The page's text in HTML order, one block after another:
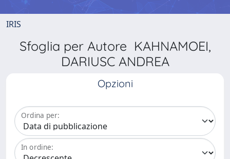
IRIS
Sfoglia per Autore KAHNAMOEI,
DARIUSC ANDREA
Opzioni
Ordina per:
In ordine: